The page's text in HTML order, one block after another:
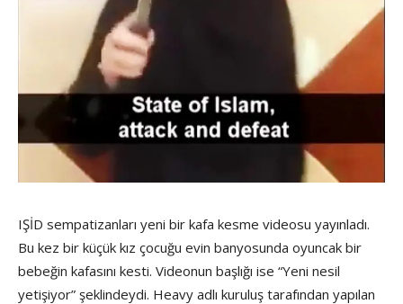
IŞİD sempatizanları yeni bir kafa kesme videosu yayınladı.
Bu kez bir küçük kız çocuğu evin banyosunda oyuncak bir
bebeğin kafasını kesti. Videonun başlığı ise “Yeni nesil
yetişiyor” şeklindeydi. Heavy adlı kuruluş tarafından yapılan